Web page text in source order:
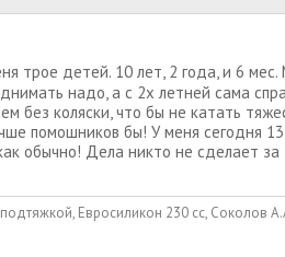
трое детей. 10 лет, 2 года, и 6
надо, а с 2х летней сама
без коляски, что бы не катать
помошников бы! У меня сегодня
обычно! Дела никто не сделает за
Евросиликон 230 сс, Соколов